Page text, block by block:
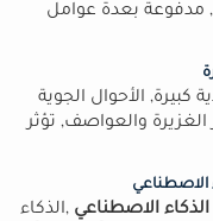
مدفوعة بعدة عوامل
الأحوال الجوية
والعواصف, تؤثر
,الذكاء